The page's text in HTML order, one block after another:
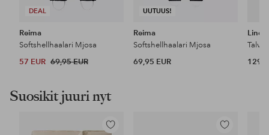
DEAL
Reima
Softshellhaalari Mjosa
57 EUR 69,95 EUR
UUTUUS!
Reima
Softshellhaalari Mjosa
69,95 EUR
129
Suosikit juuri nyt
Lisää Lisää